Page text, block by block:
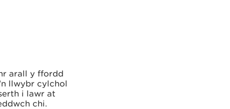
arall y ffordd
llwybr cylchol
i lawr at
chi.